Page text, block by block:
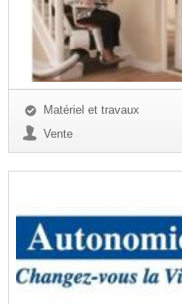
Matériel et travaux
Vente